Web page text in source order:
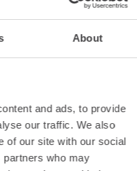
About
and ads, to provide
our traffic. We also
of our site with our social
partners who may
mahdotonta antaa.
joilla on
että asuntojen
ja Ruotsissa
infrapuoli on
maissa myös
kasvussa. Eri